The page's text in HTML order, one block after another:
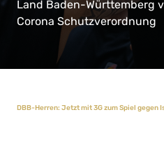
Land Baden-Württemberg
Corona Schutzverordnung
DBB-Herren: Jetzt mit 3G zum Spiel gegen